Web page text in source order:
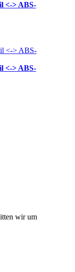
<-> ABS-
<-> ABS-
wir um